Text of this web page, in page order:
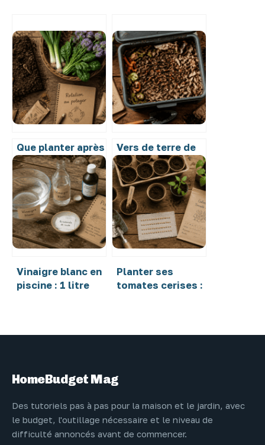
Que planter après
les pommes de
terre ? 4 familles
de légumes pour
restaurer votre
sol
Vers de terre de
jardin ou de
compost :
pourquoi
mélanger les
espèces
condamne votre
bac
Vinaigre blanc en
piscine : 1 litre
Planter ses
tomates cerises :
HomeBudget Mag
Des tutoriels pas à pas pour la maison et le jardin, avec
le budget, l'outillage nécessaire et le niveau de
difficulté annoncés avant de commencer.